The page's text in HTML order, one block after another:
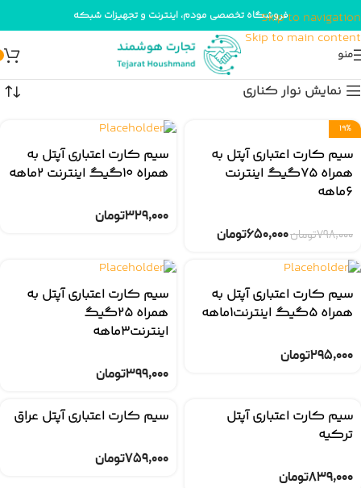
Skip to navigation
Skip to main content
فروشگاه تخصصی مودم، اینترنت و تجهیزات شبکه
منو
خانه محصولات برچسب خورده “اعتباری”
نمایش ۱–۱۲ از ۱۷ نتیجه
نمایش نوار کناری
۱۹%
سیم کارت اعتباری آپتل به
همراه ۷۵گیگ اینترنت
۶ماهه
۷۹۸,۰۰۰تومان۶۵۰,۰۰۰تومان
سیم کارت اعتباری آپتل به
همراه ۱۰گیگ اینترنت ۲ماهه
۳۲۹,۰۰۰تومان
سیم کارت اعتباری آپتل به
همراه ۵گیگ اینترنت۱ماهه
۲۹۵,۰۰۰تومان
سیم کارت اعتباری آپتل به
همراه ۲۵گیگ
اینترنت۳ماهه
۳۹۹,۰۰۰تومان
سیم کارت اعتباری آپتل
ترکیه
۸۳۹,۰۰۰تومان
سیم کارت اعتباری آپتل عراق
۷۵۹,۰۰۰تومان